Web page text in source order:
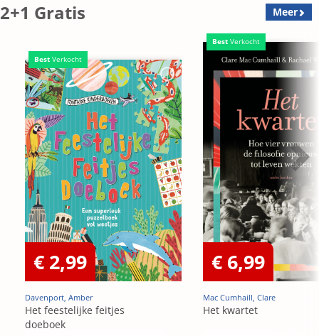
2+1 Gratis Meer
Best Verkocht
€ 2,99
Davenport, Amber
Het feestelijke feitjes
doeboek
Best Verkocht
€ 6,99
Mac Cumhaill, Clare
Het kwartet